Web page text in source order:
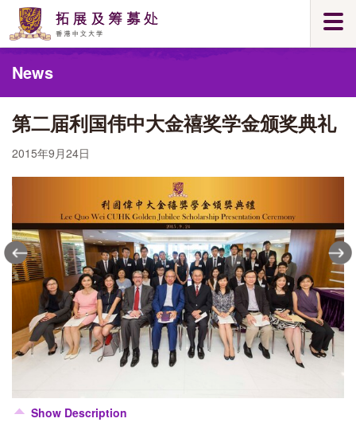
Skip
main
Main
content
News
第二届利国伟中大金禧奖学金颁奖典礼
2015年9月24日
Show Description